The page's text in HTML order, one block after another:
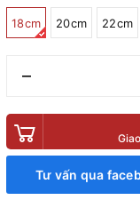
18cm 20cm 22cm
–
Tư vấn qua